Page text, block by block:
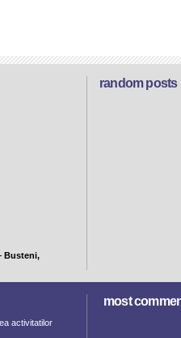
random posts
Busteni,
activitatilor
most